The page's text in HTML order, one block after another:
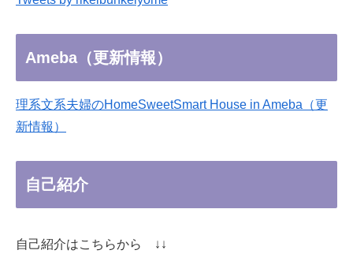
Ameba（更新情報）
理系文系夫婦のHomeSweetSmart House in Ameba（更
新情報）
自己紹介
自己紹介はこちらから ↓↓